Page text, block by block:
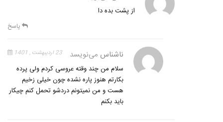
از پشت بده دا
پاسخ
ناشناس می‌نویسد 23 اردیبهشت , 1401
سلام من چند وقته عروسی کردم ولی پرده
بکارتم هنوز پاره نشده چون خیلی زخیم
هست و من نمیتونم دردشو تحمل کنم چیکار
باید بکنم